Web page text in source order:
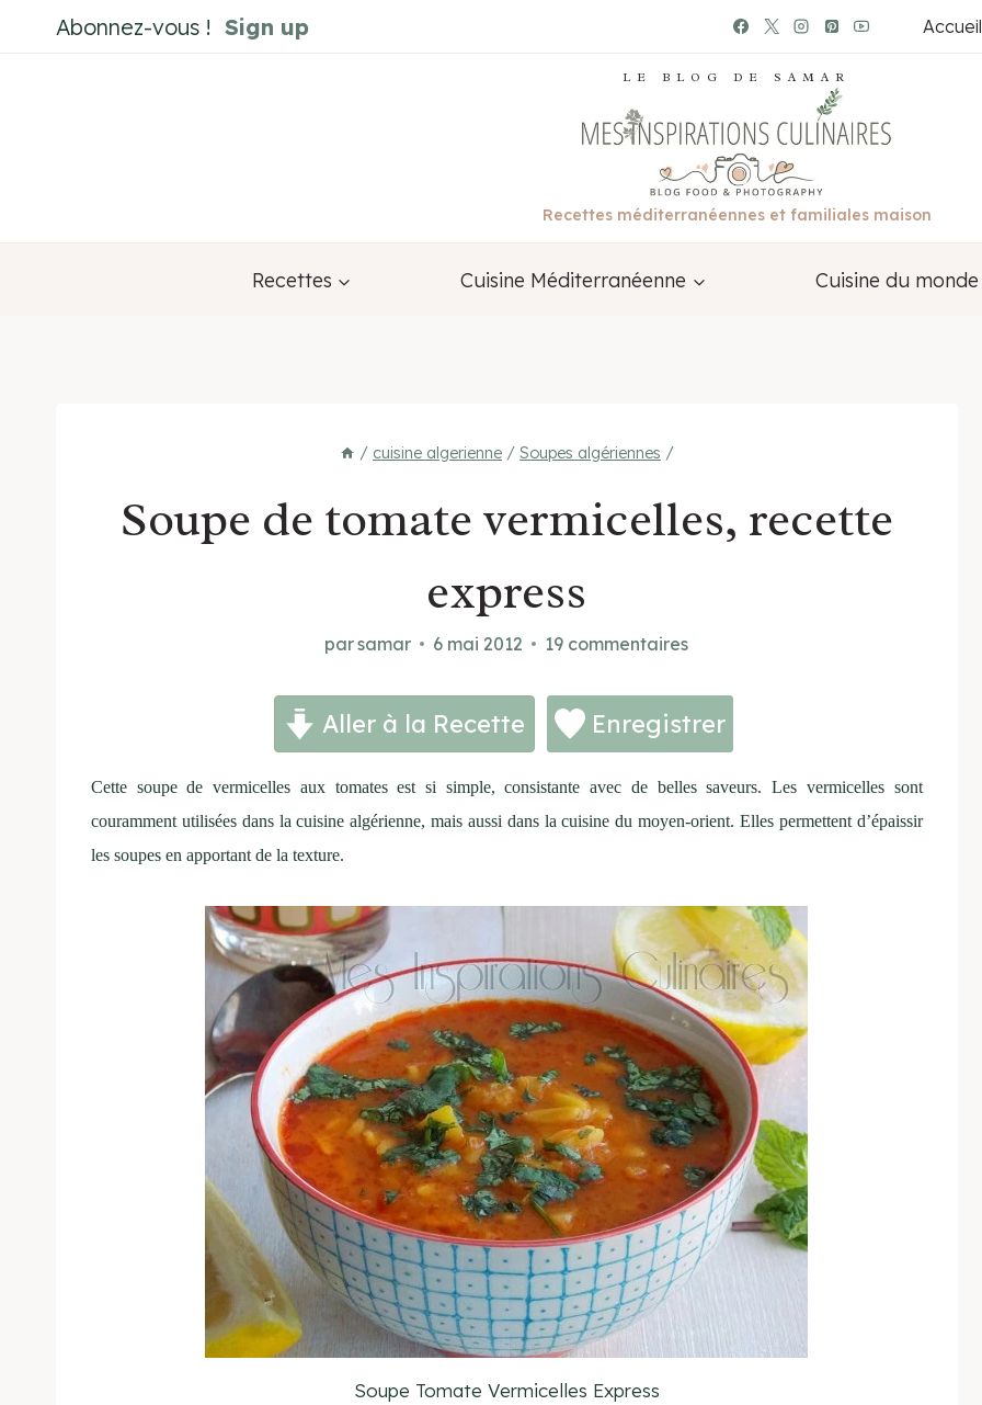
au
Abonnez-vous ! Sign up Accueil
LE BLOG DE SAMAR
Recettes méditerranéennes et familiales maison
Recettes Cuisine Méditerranéenne Cuisine du monde
/ cuisine algerienne / Soupes algériennes /
Soupe de tomate vermicelles, recette
express
parsamar 6 mai 2012 19 commentaires
Aller à la Recette Enregistrer
Cette soupe de vermicelles aux tomates est si simple, consistante avec de belles saveurs.Les vermicelles sont
couramment utilisées dans la cuisine algérienne, mais aussi dans la cuisine du moyen-orient. Elles permettent d’épaissir
les soupes en apportant de la texture.
Soupe Tomate Vermicelles Express